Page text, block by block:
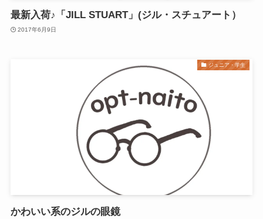
最新入荷♪「JILL STUART」(ジル・スチュアート）
2017年6月9日
ジュニア・学生
かわいい系のジルの眼鏡